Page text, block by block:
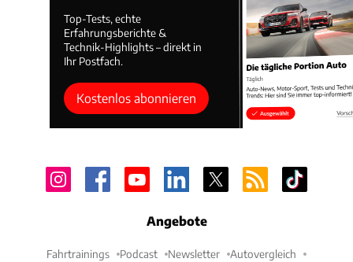
Top-Tests, echte
Erfahrungsberichte &
Technik-Highlights – direkt in
Ihr Postfach.
Kostenlos abonnieren
Angebote
Fahrtrainings Podcast Newsletter Autovergleich